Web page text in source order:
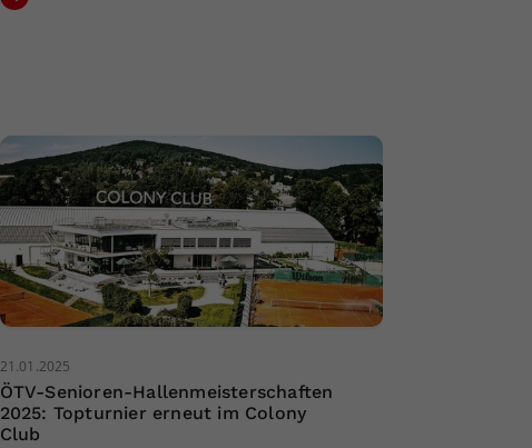
21.01.2025
ÖTV-Senioren-Hallenmeisterschaften
2025: Topturnier erneut im Colony
Club